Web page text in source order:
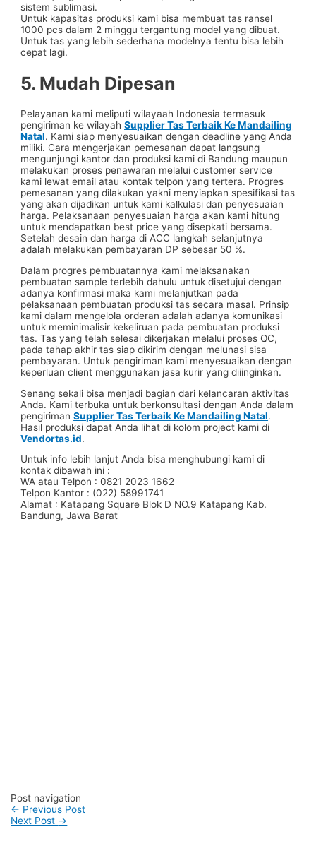
sistem sublimasi.
Untuk kapasitas produksi kami bisa membuat tas ransel
1000 pcs dalam 2 minggu tergantung model yang dibuat.
Untuk tas yang lebih sederhana modelnya tentu bisa lebih
cepat lagi.
5. Mudah Dipesan
Pelayanan kami meliputi wilayaah Indonesia termasuk
pengiriman ke wilayahSupplier Tas Terbaik Ke Mandailing
Natal. Kami siap menyesuaikan dengan deadline yang Anda
miliki. Cara mengerjakan pemesanan dapat langsung
mengunjungi kantor dan produksi kami di Bandung maupun
melakukan proses penawaran melalui customer service
kami lewat email atau kontak telpon yang tertera. Progres
pemesanan yang dilakukan yakni menyiapkan spesifikasi tas
yang akan dijadikan untuk kami kalkulasi dan penyesuaian
harga. Pelaksanaan penyesuaian harga akan kami hitung
untuk mendapatkan best price yang disepkati bersama.
Setelah desain dan harga di ACC langkah selanjutnya
adalah melakukan pembayaran DP sebesar 50 %.
Dalam progres pembuatannya kami melaksanakan
pembuatan sample terlebih dahulu untuk disetujui dengan
adanya konfirmasi maka kami melanjutkan pada
pelaksanaan pembuatan produksi tas secara masal. Prinsip
kami dalam mengelola orderan adalah adanya komunikasi
untuk meminimalisir kekeliruan pada pembuatan produksi
tas. Tas yang telah selesai dikerjakan melalui proses QC,
pada tahap akhir tas siap dikirim dengan melunasi sisa
pembayaran. Untuk pengiriman kami menyesuaikan dengan
keperluan client menggunakan jasa kurir yang diiinginkan.
Senang sekali bisa menjadi bagian dari kelancaran aktivitas
Anda. Kami terbuka untuk berkonsultasi dengan Anda dalam
pengirimanSupplier Tas Terbaik Ke Mandailing Natal.
Hasil produksi dapat Anda lihat di kolom project kami di
Vendortas.id.
Untuk info lebih lanjut Anda bisa menghubungi kami di
kontak dibawah ini :
WA atau Telpon : 0821 2023 1662
Telpon Kantor : (022) 58991741
Alamat : Katapang Square Blok D NO.9 Katapang Kab.
Bandung, Jawa Barat
Post navigation
← Previous Post
Next Post →